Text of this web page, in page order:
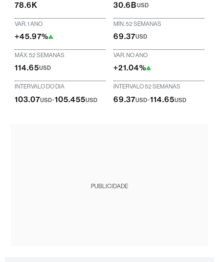
78.6K 30.6BUSD
VAR. 1 ANO
+45.97%
MÍN. 52 SEMANAS
69.37USD
MÁX. 52 SEMANAS
114.65USD
VAR. NO ANO
+21.04%
INTERVALO DO DIA
103.07USD-105.455USD
INTERVALO 52 SEMANAS
69.37USD-114.65USD
PUBLICIDADE